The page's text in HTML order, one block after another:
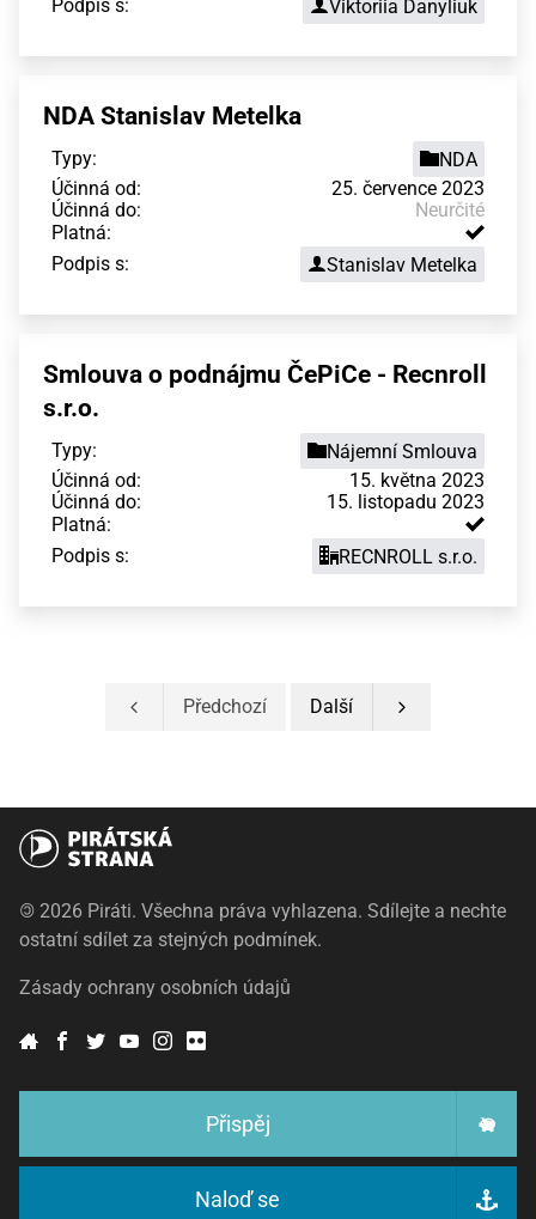
Podpis s:
Viktoriia Danyliuk
NDA Stanislav Metelka
Typy:
NDA
Účinná od:
25. července 2023
Účinná do:
Neurčité
Platná:
Podpis s:
Stanislav Metelka
Smlouva o podnájmu ČePiCe - Recnroll
s.r.o.
Typy:
Nájemní Smlouva
Účinná od:
15. května 2023
Účinná do:
15. listopadu 2023
Platná:
Podpis s:
RECNROLL s.r.o.
Předchozí Další
© 2026 Piráti. Všechna práva vyhlazena. Sdílejte a nechte
ostatní sdílet za stejných podmínek.
Zásady ochrany osobních údajů
Přispěj
Naloď se